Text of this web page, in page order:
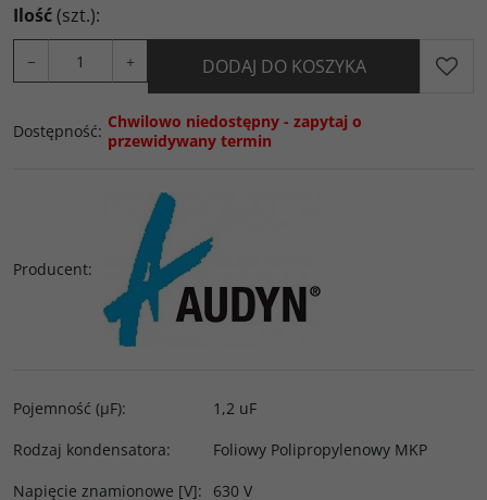
Ilość(szt.):
− + DODAJ DO KOSZYKA
Dostępność: Chwilowo niedostępny - zapytaj o
przewidywany termin
Producent:
Pojemność (µF):
1,2 uF
Rodzaj kondensatora:
Foliowy Polipropylenowy MKP
Napięcie znamionowe [V]: 630 V